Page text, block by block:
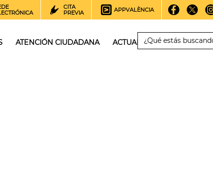
CITA
PREVIA
APPVALÈNCIA
ATENCIÓN CIUDADANA ACTUALIDAD